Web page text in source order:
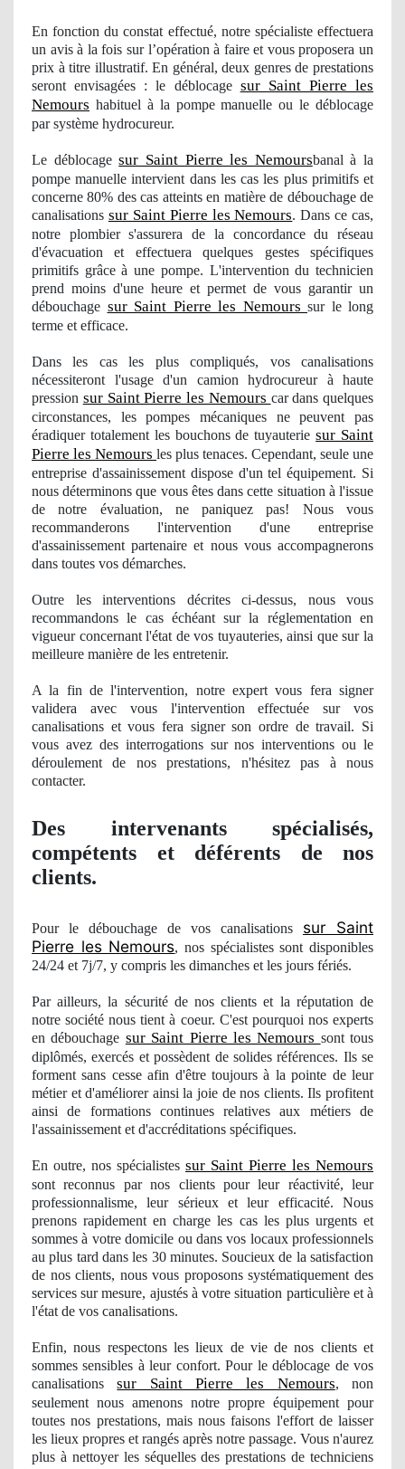
En fonction du constat effectué, notre spécialiste effectuera
un avis à la fois sur l’opération à faire et vous proposera un
prix à titre illustratif. En général, deux genres de prestations
serontenvisagées : le déblocage sur Saint Pierre les
Nemours habituel à la pompe manuelle ou le déblocage
par système hydrocureur.
Le déblocagesur Saint Pierre les Nemoursbanal à la
pompe manuelle intervient dans les cas les plus primitifs et
concerne 80% des cas atteints en matière de débouchage de
canalisations sur Saint Pierre les Nemours. Dans ce cas,
notre plombiers'assurera de la concordance du réseau
d'évacuation et effectuera quelques gestes spécifiques
primitifs grâce à une pompe. L'intervention du technicien
prend moins d'une heure et permet de vous garantirun
débouchage sur Saint Pierre les Nemours sur le long
terme et efficace.
Dans les cas les plus compliqués, voscanalisations
nécessiteront l'usaged'un camion hydrocureur à haute
pression sur Saint Pierre les Nemours car dans quelques
circonstances, les pompes mécaniques ne peuvent pas
éradiquer totalement les bouchons de tuyauteriesur Saint
Pierre les Nemours les plus tenaces. Cependant, seule une
entreprise d'assainissement dispose d'un tel équipement. Si
nous déterminons que vous êtes dans cette situation à l'issue
de notre évaluation, ne paniquez pas! Nous vous
recommanderons l'intervention d'une entreprise
d'assainissement partenaire et nous vous accompagnerons
dans toutes vos démarches.
Outre les interventions décrites ci-dessus, nous vous
recommandons le cas échéant sur la réglementation en
vigueur concernant l'état de vos tuyauteries, ainsi que sur la
meilleure manière de les entretenir.
A la fin de l'intervention, notre expert vous fera signer
validera avec vous l'intervention effectuée sur vos
canalisations et vous fera signer son ordre de travail. Si
vous avez des interrogations sur nos interventions ou le
déroulement de nosprestations, n'hésitez pas à nous
contacter.
Des intervenants spécialisés,
compétents et déférents de nos
clients.
Pour le débouchage de vos canalisations sur Saint
Pierre les Nemours, nos spécialistes sont disponibles
24/24 et 7j/7, y compris les dimanches et les jours fériés.
Par ailleurs, la sécurité de nos clients et la réputation de
notre société nous tient à coeur. C'est pourquoi nosexperts
en débouchage sur Saint Pierre les Nemours sont tous
diplômés, exercés etpossèdent de solides références. Ils se
forment sans cesse afin d'être toujours à la pointe de leur
métier et d'améliorerainsi la joie de nos clients. Ils profitent
ainsi de formations continuesrelatives aux métiers de
l'assainissement et d'accréditations spécifiques.
En outre, nos spécialistes sur Saint Pierre les Nemours
sont reconnus par nos clients pour leur réactivité, leur
professionnalisme, leur sérieux et leur efficacité. Nous
prenons rapidement en charge les cas les plus urgents et
sommes à votre domicile ou dans vos locaux professionnels
au plus tard dans les 30 minutes. Soucieux de la satisfaction
de nos clients, nous vous proposons systématiquement des
services sur mesure, ajustés à votre situation particulière et à
l'état de vos canalisations.
Enfin, nous respectons les lieux de vie de nos clients et
sommes sensibles à leur confort. Pour le déblocage de vos
canalisationssur Saint Pierre les Nemours, non
seulement nous amenons notre propre équipement pour
toutes nos prestations, mais nous faisons l'effort de laisser
les lieux propres et rangés après notre passage. Vous n'aurez
plus à nettoyer les séquelles des prestations de techniciens